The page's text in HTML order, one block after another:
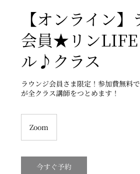
【オンライン
会員★リンLIFE
ル♪クラス
ラウンジ会員さま限定！参加費無料
Zoom
今すぐ予約